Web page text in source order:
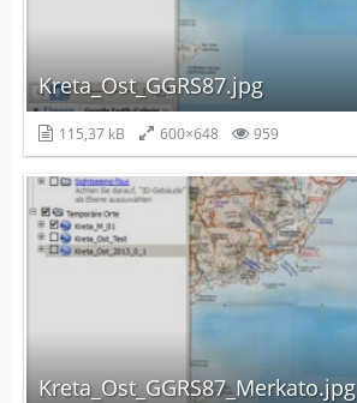
Kreta_Ost_GGRS87.jpg
115,37 kB 600×648 959
Kreta_Ost_GGRS87_Merkato.jpg